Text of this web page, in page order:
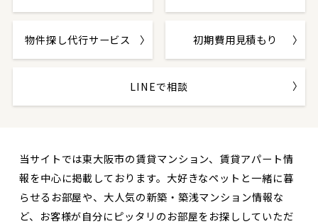
物件探し代行サービス 初期費用見積もり
LINEで相談
当サイトでは東大阪市の賃貸マンション、賃貸アパート情
報を中心に掲載しております。大好きなペットと一緒に暮
らせるお部屋や、大人気の新築・築浅マンション情報な
ど、お客様が自分にピッタリのお部屋をお探ししていただ